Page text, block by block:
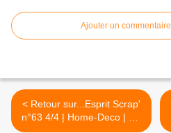
Ajouter un commentaire
< Retour sur...Esprit Scrap'
n°63 4/4 | Home-Deco | DT
Esprit Scrap'